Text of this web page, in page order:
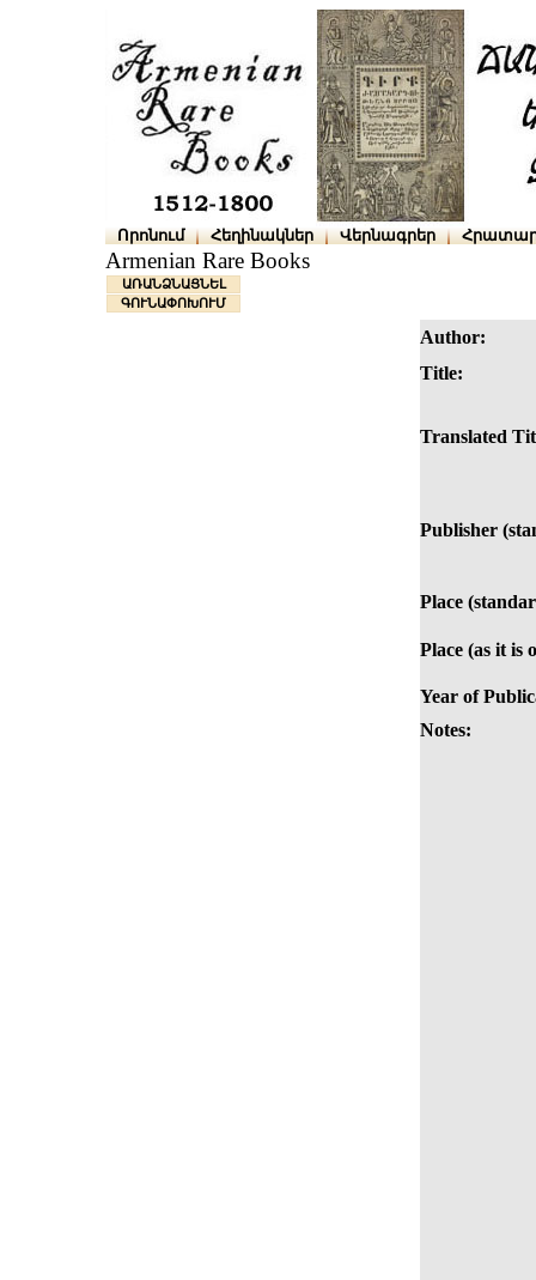
Որոնում Հեղինակներ Վերնագրեր
Armenian Rare Books
ԱՌԱՆՁՆԱՑՆԵԼ
ԳՈՒՆԱՓՈԽՈՒՄ
Author:
Title:
Translated
Publisher
Place
Place (as it is
Year of
Notes: